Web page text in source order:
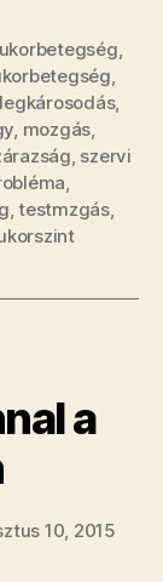
,
mozgás
szervi
,testmzgás,
a
10, 2015